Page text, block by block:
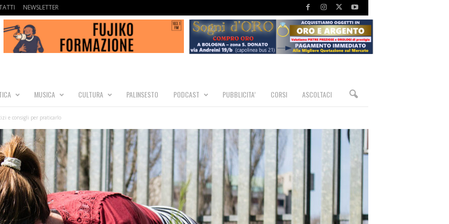
NEWSLETTER
MUSICA CULTURA PALINSESTO PODCAST PUBBLICITA’ CORSI ASCOLTACI
e consigli per praticarlo